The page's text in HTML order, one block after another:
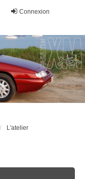
Connexion
L'atelier